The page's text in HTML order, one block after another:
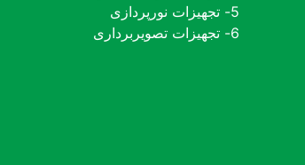
5- تجهیزات نورپردازی
6- تجهیزات تصویربرداری